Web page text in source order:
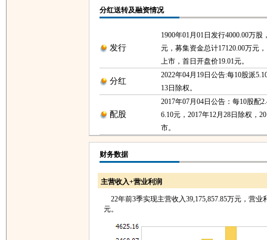
分红送转及融资情况
发行
1900年01月01日发行4000.00万股
元，募集资金总计17120.00万元
上市，首日开盘价19.01元。
分红
2022年04月19日公告:每10股派
13日除权。
配股
2017年07月04日公告：每10股配
6.10元，2017年12月28日除权，
市。
财务数据
主营收入+营业利润
22年前3季实现主营收入39,175,857.85万元，营业
元。